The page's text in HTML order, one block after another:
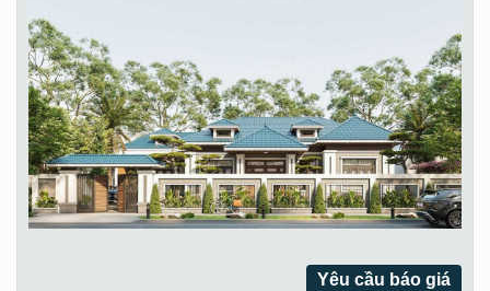
Yêu cầu báo giá